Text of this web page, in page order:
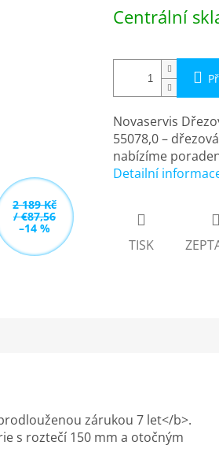
2 189 Kč
/ €87,56
–14 %
cena:
Centrální
Novaservis
55078,0 –
nabízíme
Detailní
TISK
zárukou 7 let</b>.
s roztečí 150 mm a otočným